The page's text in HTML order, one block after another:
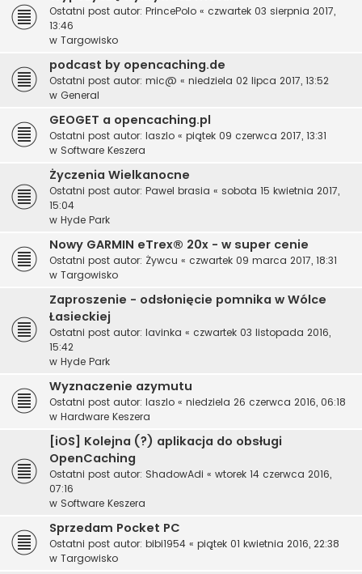
Ostatni post autor: PrincePolo « czwartek 03 sierpnia 2017,
13:46
w Targowisko
podcast by opencaching.de
Ostatni post autor: mic@ « niedziela 02 lipca 2017, 13:52
w General
GEOGET a opencaching.pl
Ostatni post autor: laszlo « piątek 09 czerwca 2017, 13:31
w Software Keszera
Życzenia Wielkanocne
Ostatni post autor: Pawel brasia « sobota 15 kwietnia 2017,
15:04
w Hyde Park
Nowy GARMIN eTrex® 20x - w super cenie
Ostatni post autor: Żywcu « czwartek 09 marca 2017, 18:31
w Targowisko
Zaproszenie - odsłonięcie pomnika w Wólce
Łasieckiej
Ostatni post autor: lavinka « czwartek 03 listopada 2016,
15:42
w Hyde Park
Wyznaczenie azymutu
Ostatni post autor: laszlo « niedziela 26 czerwca 2016, 06:18
w Hardware Keszera
[iOS] Kolejna (?) aplikacja do obsługi
OpenCaching
Ostatni post autor: ShadowAdi « wtorek 14 czerwca 2016,
07:16
w Software Keszera
Sprzedam Pocket PC
Ostatni post autor: bibi1954 « piątek 01 kwietnia 2016, 22:38
w Targowisko